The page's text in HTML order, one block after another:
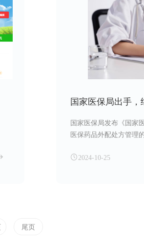
国家医保局发布《国家
医保药品外配处方管理
《通知》，集中开展医
2024-10-25
尾页